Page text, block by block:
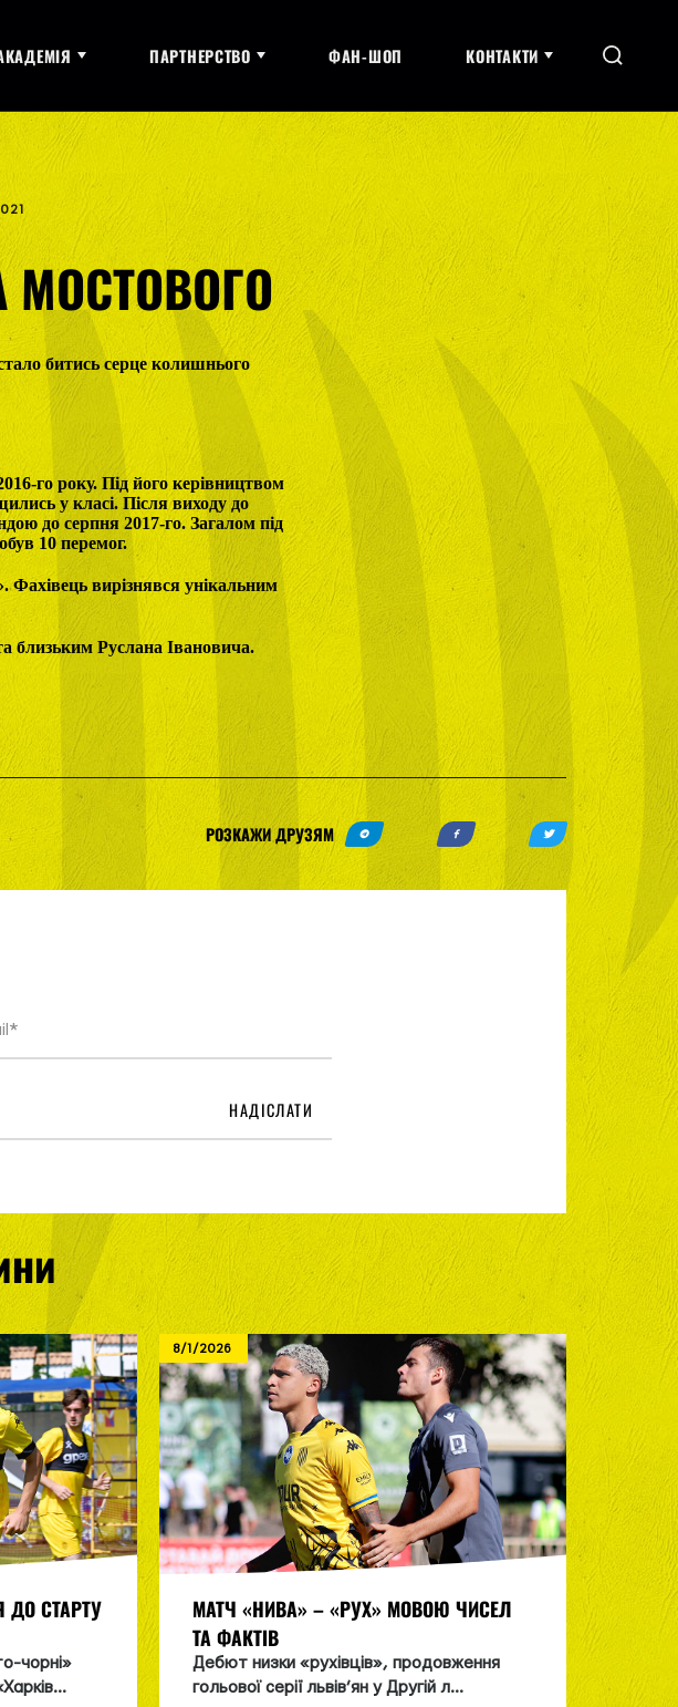
ПАРТНЕРСТВО ФАН-ШОП КОНТАКТИ
МОСТОВОГО
битись серце колишнього
го року. Під його керівництвом
у класі. Після виходу до
до серпня 2017-го. Загалом під
10 перемог.
Фахівець вирізнявся унікальним
близьким Руслана Івановича.
РОЗКАЖИ ДРУЗЯМ
НАДІСЛАТИ
ДО СТАРТУ
чорні»
8/1/2026
МАТЧ «НИВА» – «РУХ» МОВОЮ ЧИСЕЛ
ТА ФАКТІВ
Дебют низки «рухівців», продовження
гольової серії львів’ян у Другій л...